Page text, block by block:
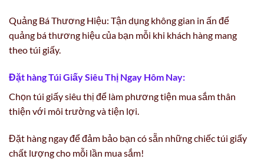
Quảng Bá Thương Hiệu: Tận dụng không gian in ấn để
quảng bá thương hiệu của bạn mỗi khi khách hàng mang
theo túi giấy.
Đặt hàng Túi Giấy Siêu Thị Ngay Hôm Nay:
Chọn túi giấy siêu thị để làm phương tiện mua sắm thân
thiện với môi trường và tiện lợi.
Đặt hàng ngay để đảm bảo bạn có sẵn những chiếc túi giấy
chất lượng cho mỗi lần mua sắm!